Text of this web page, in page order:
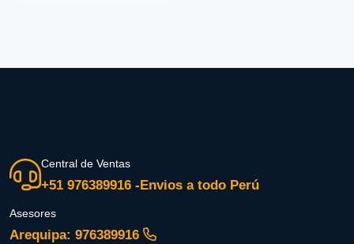
Central de Ventas
+51 976389916 -Envios a todo Perú
Asesores
Arequipa: 976389916